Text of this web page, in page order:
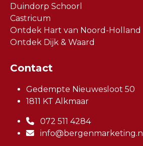
Duindorp Schoorl
Castricum
Ontdek Hart van Noord-Holland
Ontdek Dijk & Waard
Contact
Gedempte Nieuwesloot 50
1811 KT Alkmaar
072 511 4284
info@bergenmarketing.nl